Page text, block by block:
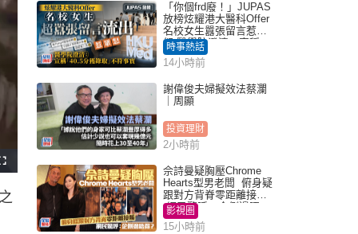
F
u
s
c
「你個frd廢！」JUPAS
放榜炫耀港大醫科Offer
名校女生囂張留言惹眾
怒 醫學院澄清：宣稱
「40.5分獲錄取」不符事
實｜Juicy叮
時事熱話
14小時前
謝偉俊夫婦擬效法蔡瀾
｜周顯
投資理財
2小時前
佘詩曼疑胸壓Chrome
Hearts型男老闆 俯身疑
跟對方背脊零距離接觸
網民驚呼：企側邊唔
得？
影視圈
15小時前